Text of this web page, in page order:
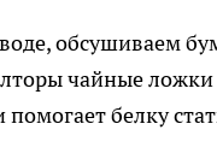
обсушиваем
чайные
помогает белку